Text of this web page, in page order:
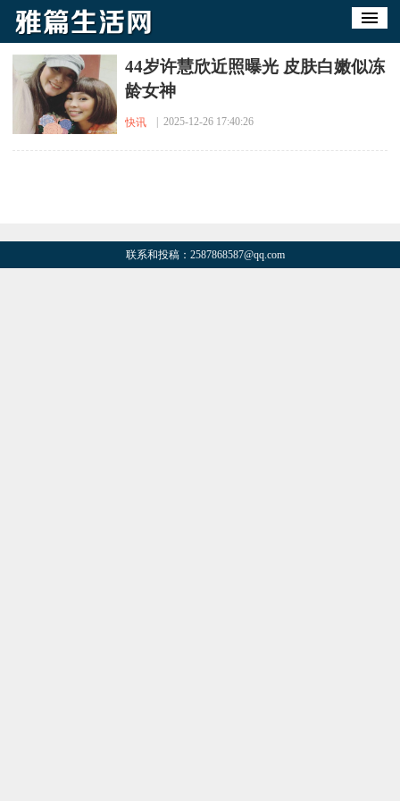
44岁许慧欣近照曝光 皮肤白嫩似冻
龄女神
快讯 | 2025-12-26 17:40:26
联系和投稿：2587868587@qq.com